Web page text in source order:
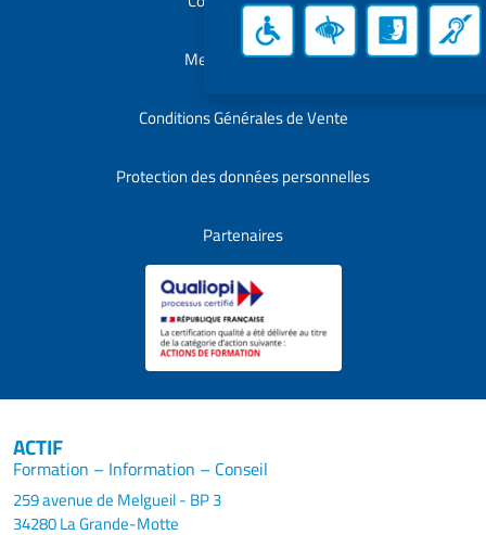
Mentions légales
Conditions Générales de Vente
Protection des données personnelles
Partenaires
ACTIF
Formation – Information – Conseil
259 avenue de Melgueil - BP 3
34280 La Grande-Motte